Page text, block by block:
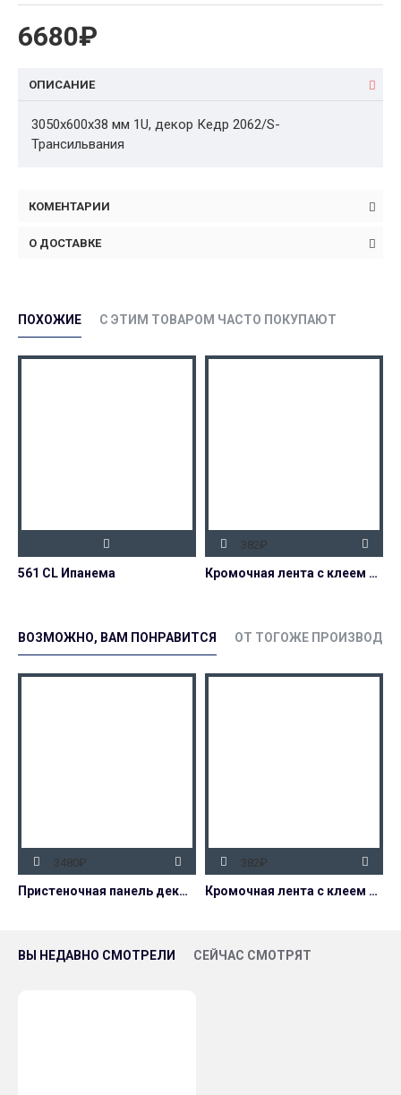
6680₽
ОПИСАНИЕ
3050x600x38 мм 1U, декор Кедр 2062/S-
Трансильвания
КОМЕНТАРИИ
О ДОСТАВКЕ
ПОХОЖИЕ С ЭТИМ ТОВАРОМ ЧАСТО ПОКУПАЮТ
561 CL Ипанема Кромочная лента с клеем 45 мм декор 2059/FL-Ипанема
382₽
ВОЗМОЖНО, ВАМ ПОНРАВИТСЯ ОТ ТОГОЖЕ
Пристеночная панель декор 2062/S-Трансильвания
3480₽
Кромочная лента с клеем 45 мм декор 2062/S-Трансильвания
382₽
ВЫ НЕДАВНО СМОТРЕЛИ СЕЙЧАС СМОТРЯТ